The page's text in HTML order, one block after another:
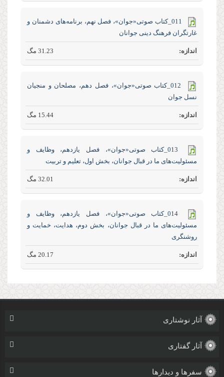
011_کتاب صوتی«جوان»، فصل نهم، برنامه‌های دشمنان و
غارتگران فرهنگ دینی جوانان
31.23 مگ
012_کتاب صوتی«جوان»، فصل دهم، مصلحان و منجیان
نسل جوان
15.44 مگ
013_کتاب صوتی«جوان»، فصل یازدهم، وظایف و
مسئولیت‌های ما در قبال جوانان، بخش اول، تعلیم و تربیت
32.01 مگ
014_کتاب صوتی«جوان»، فصل یازدهم، وظایف و
مسئولیت‌های ما در قبال جوانان، بخش دوم، هدایت، خمایت و
روشنگری
20.17 مگ
آثار نوشتاری
آثار گفتاری
سفرها و دیدارها